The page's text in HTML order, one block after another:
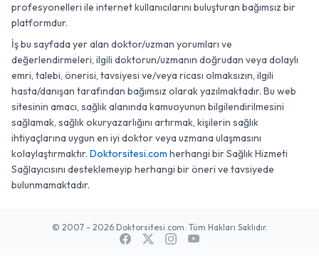
profesyonelleri ile internet kullanıcılarını buluşturan bağımsız bir
platformdur.
İş bu sayfada yer alan doktor/uzman yorumları ve
değerlendirmeleri, ilgili doktorun/uzmanın doğrudan veya dolaylı
emri, talebi, önerisi, tavsiyesi ve/veya ricası olmaksızın, ilgili
hasta/danışan tarafından bağımsız olarak yazılmaktadır. Bu web
sitesinin amacı, sağlık alanında kamuoyunun bilgilendirilmesini
sağlamak, sağlık okuryazarlığını artırmak, kişilerin sağlık
ihtiyaçlarına uygun en iyi doktor veya uzmana ulaşmasını
kolaylaştırmaktır. Doktorsitesi.com herhangi bir Sağlık Hizmeti
Sağlayıcısını desteklemeyip herhangi bir öneri ve tavsiyede
bulunmamaktadır.
© 2007 - 2026 Doktorsitesi.com. Tüm Hakları Saklıdır.